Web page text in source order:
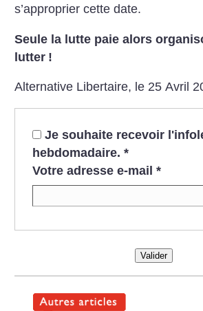
s’approprier cette date.
Seule la lutte paie alors
lutter !
Alternative Libertaire, le 25 Avril
Je souhaite recevoir
hebdomadaire. *
Votre adresse e-mail *
Valider